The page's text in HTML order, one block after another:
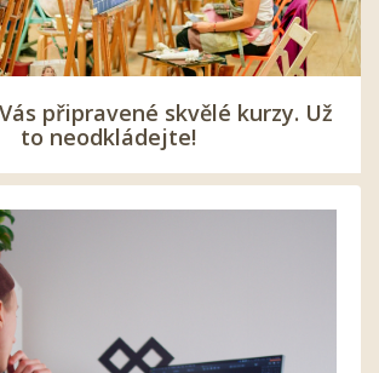
připravené skvělé kurzy. Už
to neodkládejte!